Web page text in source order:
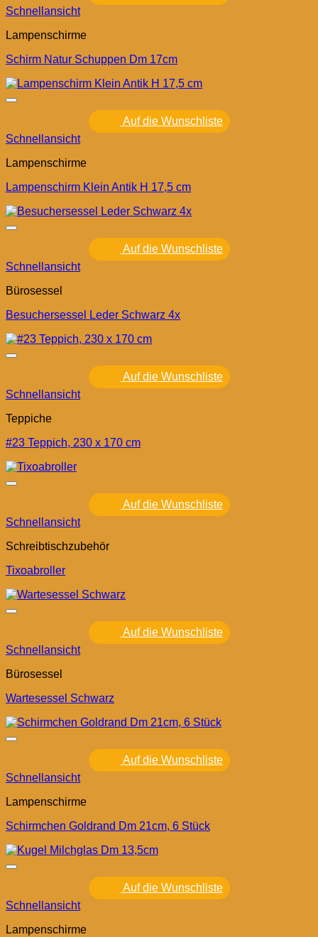
Schnellansicht
Lampenschirme
Schirm Natur Schuppen Dm 17cm
Auf die Wunschliste
Schnellansicht
Lampenschirme
Lampenschirm Klein Antik H 17,5 cm
Auf die Wunschliste
Schnellansicht
Bürosessel
Besuchersessel Leder Schwarz 4x
Auf die Wunschliste
Schnellansicht
Teppiche
#23 Teppich, 230 x 170 cm
Auf die Wunschliste
Schnellansicht
Schreibtischzubehör
Tixoabroller
Auf die Wunschliste
Schnellansicht
Bürosessel
Wartesessel Schwarz
Auf die Wunschliste
Schnellansicht
Lampenschirme
Schirmchen Goldrand Dm 21cm, 6 Stück
Auf die Wunschliste
Schnellansicht
Lampenschirme